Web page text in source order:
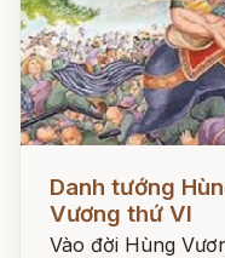
Danh tướng
Vương thứ VI
Vào đời Hùng